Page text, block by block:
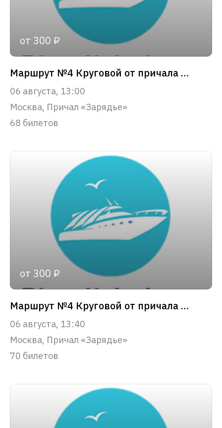
от 300 ₽
Маршрут №4 Круговой от причала «Зарядье»
06 августа, 13:00
Москва, Причал «Зарядье»
68 билетов
от 300 ₽
Маршрут №4 Круговой от причала «Зарядье»
06 августа, 13:40
Москва, Причал «Зарядье»
70 билетов